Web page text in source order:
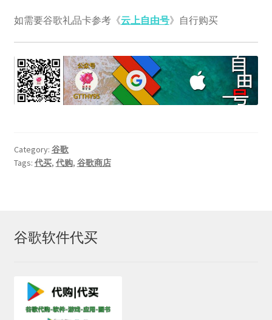
如需要谷歌礼品卡参考《云上自由号》自行购买
Category: 谷歌
Tags: 代买, 代购, 谷歌商店
谷歌软件代买